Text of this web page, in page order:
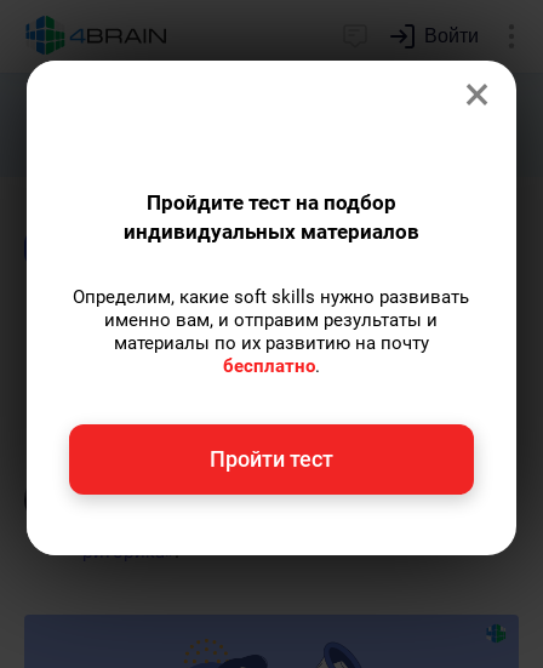
Войти
Подарим индивидуальный план
Новости и события
Вас не слушают, потому что
вы не умеете…
Полина Груданова
— pr-менеджер 4brain,
профессиональный психолог.
по теме«Новости и события»и не только, а
риторика».
×
Пройдите тест на подбор
индивидуальных материалов
Определим, какие soft skills нужно развивать
именно вам, и отправим результаты и
материалы по их развитию на почту
бесплатно.
Пройти тест